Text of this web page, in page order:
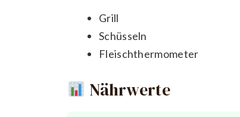
Grill
Schüsseln
Fleischthermometer
Nährwerte